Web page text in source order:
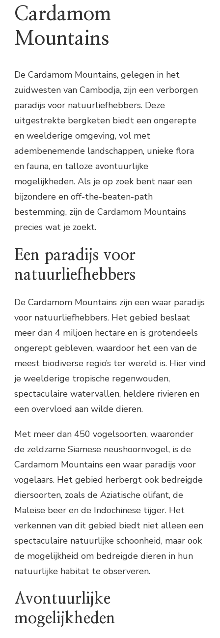
Cardamom
Mountains
De Cardamom Mountains, gelegen in het
zuidwesten van Cambodja, zijn een verborgen
paradijs voor natuurliefhebbers. Deze
uitgestrekte bergketen biedt een ongerepte
en weelderige omgeving, vol met
adembenemende landschappen, unieke flora
en fauna, en talloze avontuurlijke
mogelijkheden. Als je op zoek bent naar een
bijzondere en off-the-beaten-path
bestemming, zijn de Cardamom Mountains
precies wat je zoekt.
Een paradijs voor
natuurliefhebbers
De Cardamom Mountains zijn een waar paradijs
voor natuurliefhebbers. Het gebied beslaat
meer dan 4 miljoen hectare en is grotendeels
ongerept gebleven, waardoor het een van de
meest biodiverse regio’s ter wereld is. Hier vind
je weelderige tropische regenwouden,
spectaculaire watervallen, heldere rivieren en
een overvloed aan wilde dieren.
Met meer dan 450 vogelsoorten, waaronder
de zeldzame Siamese neushoornvogel, is de
Cardamom Mountains een waar paradijs voor
vogelaars. Het gebied herbergt ook bedreigde
diersoorten, zoals de Aziatische olifant, de
Maleise beer en de Indochinese tijger. Het
verkennen van dit gebied biedt niet alleen een
spectaculaire natuurlijke schoonheid, maar ook
de mogelijkheid om bedreigde dieren in hun
natuurlijke habitat te observeren.
Avontuurlijke
mogelijkheden